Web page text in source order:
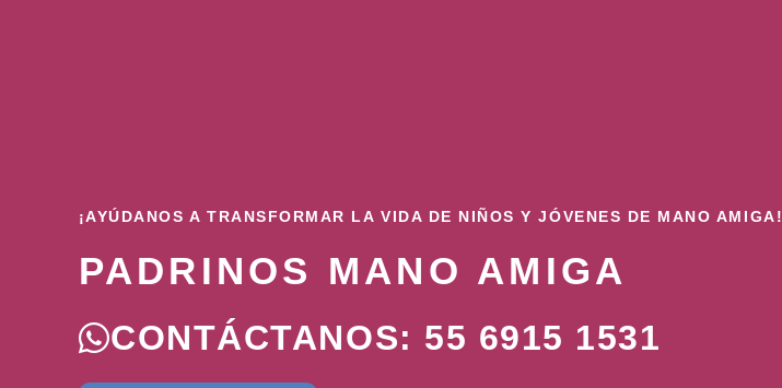
¡AYÚDANOS A TRANSFORMAR LA VIDA DE NIÑOS Y JÓVENES DE MANO AMIGA!
PADRINOS MANO AMIGA
CONTÁCTANOS: 55 6915 1531